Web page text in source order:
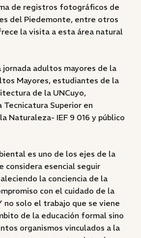
de registros fotográficos de
del Piedemonte, entre otros
la visita a esta área natural
jornada adultos mayores de la
Mayores, estudiantes de la
de la UNCuyo,
Superior en
Naturaleza- IEF 9 016 y público
es uno de los ejes de la
considera esencial seguir
la conciencia de la
con el cuidado de la
no solo el trabajo que se viene
de la educación formal sino
organismos vinculados a la